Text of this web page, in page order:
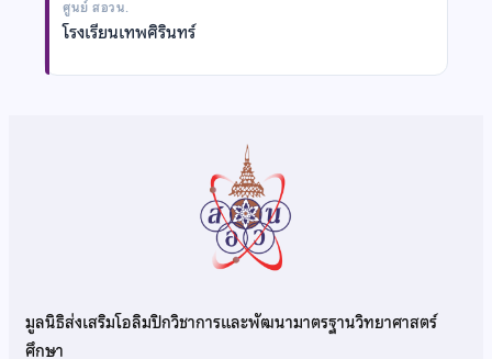
ศูนย์ สอวน.
โรงเรียนเทพศิรินทร์
มูลนิธิส่งเสริมโอลิมปิกวิชาการและพัฒนามาตรฐานวิทยาศาสตร์
ศึกษา